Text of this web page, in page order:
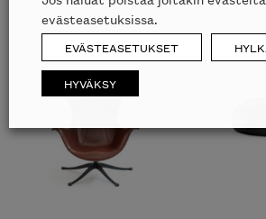
evästeasetuksissa.
EVÄSTEASETUKSET
HYVÄKSY